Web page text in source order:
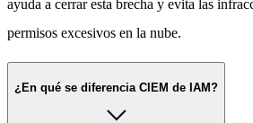
ayuda a cerrar esta brecha y evita las
permisos excesivos en la nube.
¿En qué se diferencia CIEM de IAM?